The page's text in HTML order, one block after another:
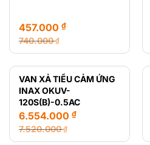
740.000₫
Giá
gốc
là:
740.000 ₫.
457.000 ₫
Giá
hiện
tại
là:
457.000 ₫.
VAN XẢ TIỂU CẢM ỨNG
INAX OKUV-
120S(B)-0.5AC
7.520.000₫
Giá
6.554.000 ₫
Giá